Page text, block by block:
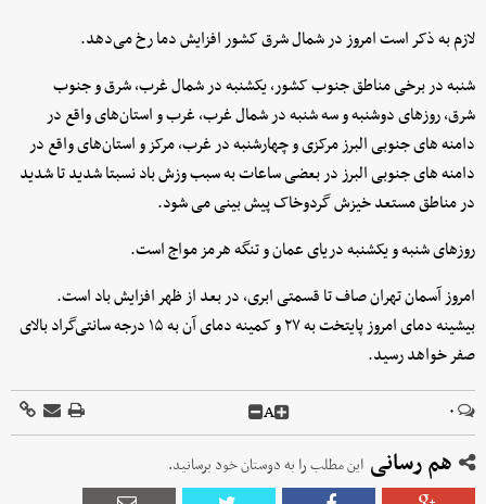
لازم به ذکر است امروز در شمال شرق کشور افزایش دما رخ می‌دهد.
شنبه در برخی مناطق جنوب کشور، یکشنبه در شمال غرب، شرق و جنوب
شرق، روزهای دوشنبه و سه شنبه در شمال غرب، غرب و استان‌های واقع در
دامنه های جنوبی البرز مرکزی و چهارشنبه در غرب، مرکز و استان‌های واقع در
دامنه های جنوبی البرز در بعضی ساعات به سبب وزش باد نسبتا شدید تا شدید
در مناطق مستعد خیزش گردوخاک پیش بینی می شود.
روزهای شنبه و یکشنبه دریای عمان و تنگه هرمز مواج است.
امروز آسمان تهران صاف تا قسمتی ابری، در بعد از ظهر افزایش باد است.
بیشینه دمای امروز پایتخت به ۲۷ و کمینه دمای آن به ۱۵ درجه سانتی‌گراد بالای
صفر خواهد رسید.
۰ A
هم رسانی این مطلب را به دوستان خود برسانید.